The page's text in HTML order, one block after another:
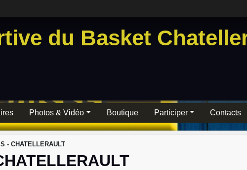
du Basket
Photos & Vidéo Boutique Participer Contacts
- CHATELLERAULT